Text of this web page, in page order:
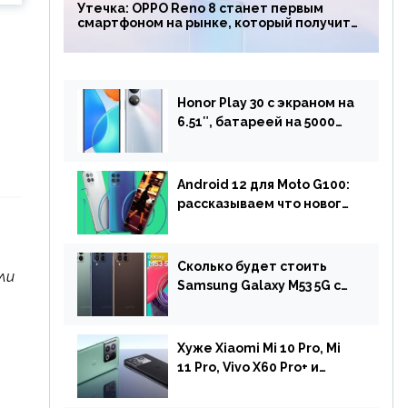
Утечка: OPPO Reno 8 станет первым
смартфоном на рынке, который получит
Honor Play 30 с экраном на
6.51″, батареей на 5000
Android 12 для Moto G100:
рассказываем что нового
Сколько будет стоить
Samsung Galaxy M53 5G с
Европе
Хуже Xiaomi Mi 10 Pro, Mi
11 Pro, Vivo X60 Pro+ и